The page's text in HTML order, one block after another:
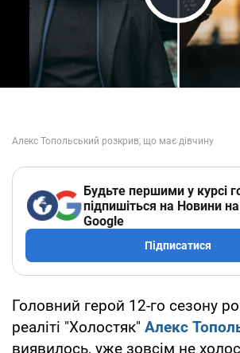
Play
Будьте першими у курсі
підпишіться на Новини
Google
Підписатися
Головний герой 12-го сезону
реаліті "Холостяк" Алекс
виявилось, уже зовсім не